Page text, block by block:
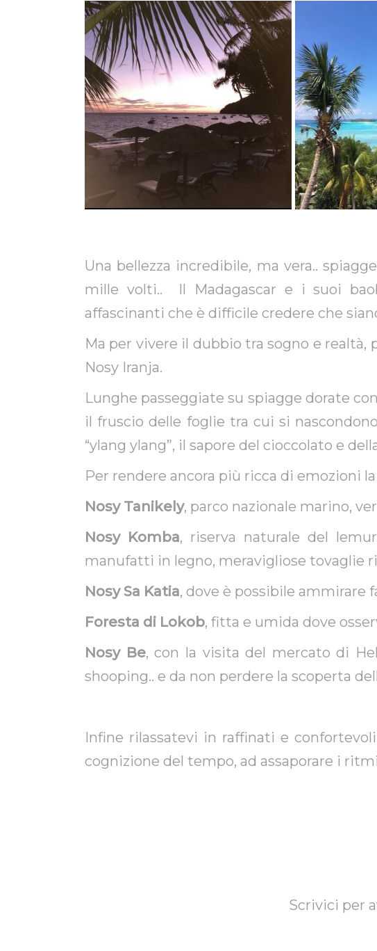
Una bellezza incredibile, ma vera..
mille volti.. Il Madagascar e i suoi
affascinanti che è difficile credere che
Ma per vivere il dubbio tra sogno e
Nosy Iranja.
Lunghe passeggiate su spiagge dorate
il fruscio delle foglie tra cui si
“ylang ylang”, il sapore del cioccolato e
Per rendere ancora più ricca di emozioni
Nosy Tanikely, parco nazionale marino,
Nosy Komba, riserva naturale del
manufatti in legno, meravigliose tovaglie
Nosy Sa Katia, dove è possibile
Foresta di Lokob, fitta e umida dove
Nosy Be, con la visita del mercato di
shooping.. e da non perdere la scoperta
Infine rilassatevi in raffinati e
cognizione del tempo, ad assaporare i
Scrivici per